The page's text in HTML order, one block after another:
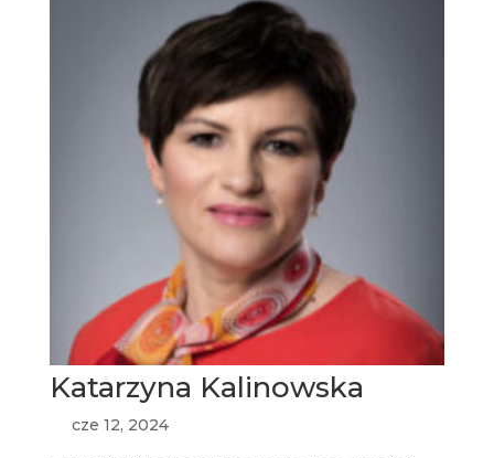
Katarzyna Kalinowska
cze 12, 2024